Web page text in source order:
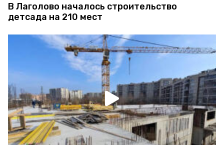
В Лаголово началось строительство
детсада на 210 мест